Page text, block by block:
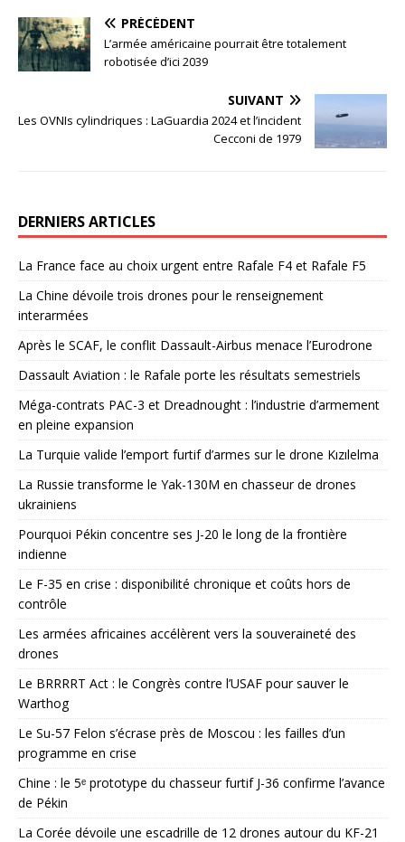
PRÉCÉDENT
L’armée américaine pourrait être totalement
robotisée d’ici 2039
SUIVANT
Les OVNIs cylindriques : LaGuardia 2024 et l’incident
Cecconi de 1979
DERNIERS ARTICLES
La France face au choix urgent entre Rafale F4 et Rafale F5
La Chine dévoile trois drones pour le renseignement
interarmées
Après le SCAF, le conflit Dassault-Airbus menace l’Eurodrone
Dassault Aviation : le Rafale porte les résultats semestriels
Méga-contrats PAC-3 et Dreadnought : l’industrie d’armement
en pleine expansion
La Turquie valide l’emport furtif d’armes sur le drone Kızılelma
La Russie transforme le Yak-130M en chasseur de drones
ukrainiens
Pourquoi Pékin concentre ses J-20 le long de la frontière
indienne
Le F-35 en crise : disponibilité chronique et coûts hors de
contrôle
Les armées africaines accélèrent vers la souveraineté des
drones
Le BRRRRT Act : le Congrès contre l’USAF pour sauver le
Warthog
Le Su-57 Felon s’écrase près de Moscou : les failles d’un
programme en crise
Chine : le 5ᵉ prototype du chasseur furtif J-36 confirme l’avance
de Pékin
La Corée dévoile une escadrille de 12 drones autour du KF-21